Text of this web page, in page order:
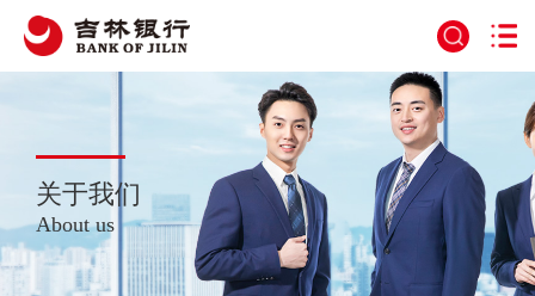
关于我们
About us